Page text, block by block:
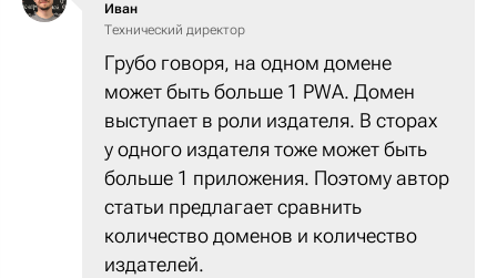
Иван
Технический директор
Грубо говоря, на одном домене
может быть больше 1 PWA. Домен
выступает в роли издателя. В сторах
у одного издателя тоже может быть
больше 1 приложения. Поэтому автор
статьи предлагает сравнить
количество доменов и количество
издателей.